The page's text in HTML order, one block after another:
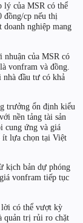
lý của MSR có thể
đồng/cp nếu thị
nghiệp mang
của MSR có
vonfram và đồng.
đầu tư có khả
trưởng ổn định kiểu
nền tảng tài sản
cung ứng và giá
ít lựa chọn tại Việt
kịch bản dự phóng
vonfram tiếp tục
lời có thể vượt kỳ
quản trị rủi ro chặt